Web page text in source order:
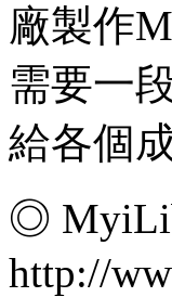
廠製作
需要一
給各個
◎
http://